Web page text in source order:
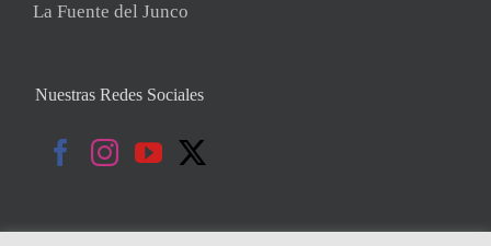
La Fuente del Junco
Nuestras Redes Sociales